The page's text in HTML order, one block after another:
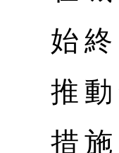
始
推
措